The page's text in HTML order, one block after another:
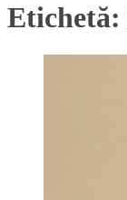
Etichetă: